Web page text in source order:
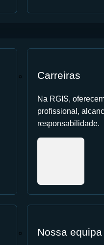
Carreiras
Na RGIS,
profissional,
responsabilidade.
Nossa equipa